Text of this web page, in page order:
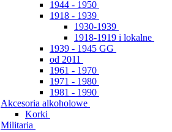
1944 - 1950
1918 - 1939
1930-1939
1918-1919 i lokalne
1939 - 1945 GG
od 2011
1961 - 1970
1971 - 1980
1981 - 1990
Akcesoria alkoholowe
Korki
Militaria